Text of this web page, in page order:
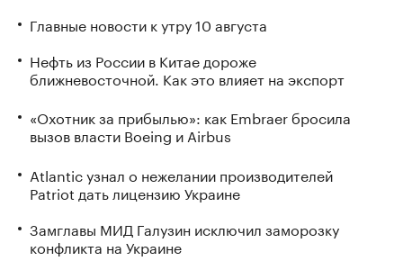
Главные новости к утру 10 августа
Нефть из России в Китае дороже
ближневосточной. Как это влияет на экспорт
«Охотник за прибылью»: как Embraer бросила
вызов власти Boeing и Airbus
Atlantic узнал о нежелании производителей
Patriot дать лицензию Украине
Замглавы МИД Галузин исключил заморозку
конфликта на Украине